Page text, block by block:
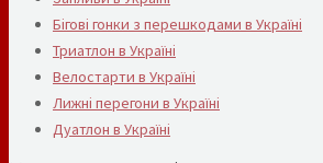
Бігові гонки з перешкодами в Україні
Триатлон в Україні
Велостарти в Україні
Лижні перегони в Україні
Дуатлон в Україні